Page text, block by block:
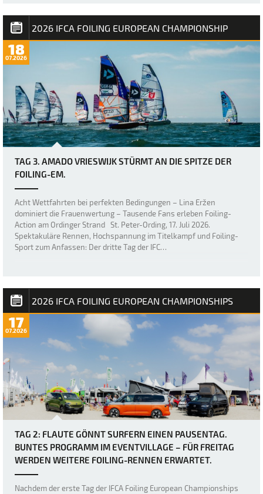
2026 IFCA FOILING EUROPEAN CHAMPIONSHIP
18
07.2026
TAG 3. AMADO VRIESWIJK STÜRMT AN DIE SPITZE DER
FOILING-EM.
Acht Wettfahrten bei perfekten Bedingungen – Lina Eržen
dominiert die Frauenwertung – Tausende Fans erleben Foiling-
Action am Ordinger Strand St. Peter-Ording, 17. Juli 2026.
Spektakuläre Rennen, Hochspannung im Titelkampf und Foiling-
Sport zum Anfassen: Der dritte Tag der IFC…
2026 IFCA FOILING EUROPEAN CHAMPIONSHIPS
17
07.2026
TAG 2: FLAUTE GÖNNT SURFERN EINEN PAUSENTAG.
BUNTES PROGRAMM IM EVENTVILLAGE – FÜR FREITAG
WERDEN WEITERE FOILING-RENNEN ERWARTET.
Nachdem der erste Tag der IFCA Foiling European Championships